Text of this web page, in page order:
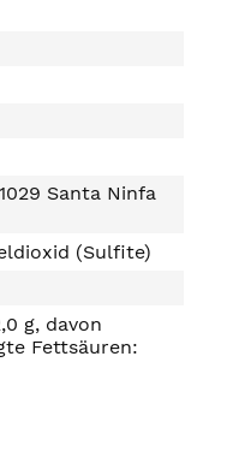
Santa Ninfa
(Sulfite)
g, davon
Fettsäuren: